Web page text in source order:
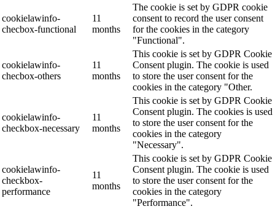
cookielawinfo-
checbox-functional
11
months
The cookie is set by GDPR cookie
consent to record the user consent
for the cookies in the category
"Functional".
cookielawinfo-
checbox-others
11
months
This cookie is set by GDPR Cookie
Consent plugin. The cookie is used
to store the user consent for the
cookies in the category "Other.
cookielawinfo-
checkbox-necessary
11
months
This cookie is set by GDPR Cookie
Consent plugin. The cookies is used
to store the user consent for the
cookies in the category
"Necessary".
cookielawinfo-
checkbox-
performance
11
months
This cookie is set by GDPR Cookie
Consent plugin. The cookie is used
to store the user consent for the
cookies in the category
"Performance".